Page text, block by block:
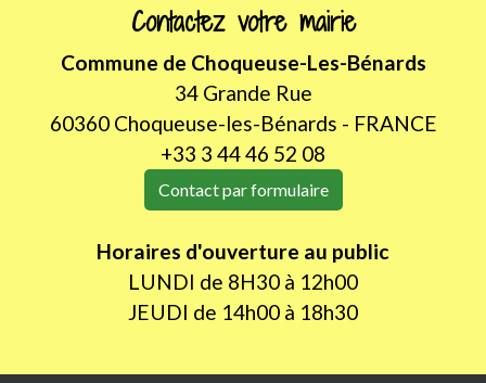
Contactez votre mairie
Commune de Choqueuse-Les-Bénards
34 Grande Rue
60360 Choqueuse-les-Bénards - FRANCE
+33 3 44 46 52 08
Contact par formulaire
Horaires d'ouverture au public
LUNDI de 8H30 à 12h00
JEUDI de 14h00 à 18h30